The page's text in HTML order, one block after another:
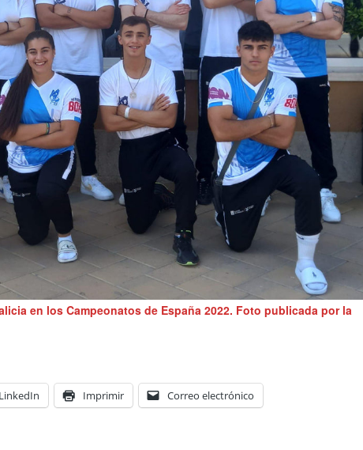
en los Campeonatos de España 2022. Foto publicada por la
LinkedIn Imprimir Correo electrónico